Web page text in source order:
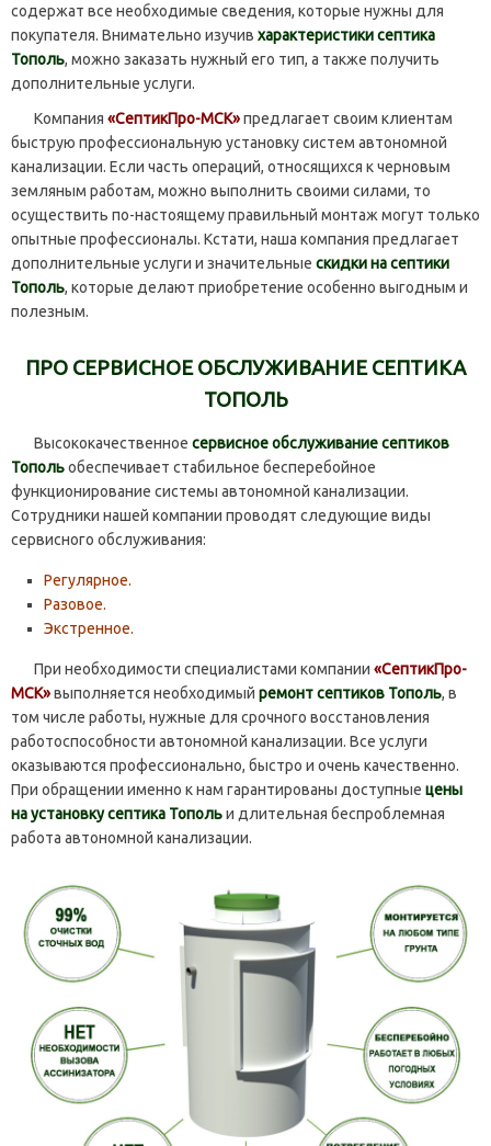
содержат все необходимые сведения, которые нужны для
покупателя. Внимательно изучив характеристики септика
Тополь, можно заказать нужный его тип, а также получить
дополнительные услуги.
Компания «СептикПро-МСК»предлагает своим клиентам
быструю профессиональную установку систем автономной
канализации. Если часть операций, относящихся к черновым
земляным работам, можно выполнить своими силами, то
осуществить по-настоящему правильный монтаж могут только
опытные профессионалы. Кстати, наша компания предлагает
дополнительные услуги и значительные скидки на септики
Тополь, которые делают приобретение особенно выгодным и
полезным.
ПРО СЕРВИСНОЕ ОБСЛУЖИВАНИЕ СЕПТИКА
ТОПОЛЬ
Высококачественное сервисное обслуживание септиков
Топольобеспечивает стабильное бесперебойное
функционирование системы автономной канализации.
Сотрудники нашей компании проводят следующие виды
сервисного обслуживания:
Регулярное.
Разовое.
Экстренное.
При необходимости специалистами компании «СептикПро-
МСК»выполняется необходимый ремонт септиков Тополь, в
том числе работы, нужные для срочного восстановления
работоспособности автономной канализации. Все услуги
оказываются профессионально, быстро и очень качественно.
При обращении именно к нам гарантированы доступные цены
на установку септика Топольи длительная беспроблемная
работа автономной канализации.